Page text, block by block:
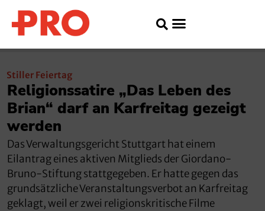
Stiller Feiertag
Religionssatire „Das Leben des
Brian“ darf an Karfreitag gezeigt
werden
Das Verwaltungsgericht Stuttgart hat einem
Eilantrag eines aktiven Mitglieds der Giordano-
Bruno-Stiftung stattgegeben. Er hatte gegen das
grundsätzliche Veranstaltungsverbot an Karfreitag
geklagt, weil er zwei religionskritische Filme